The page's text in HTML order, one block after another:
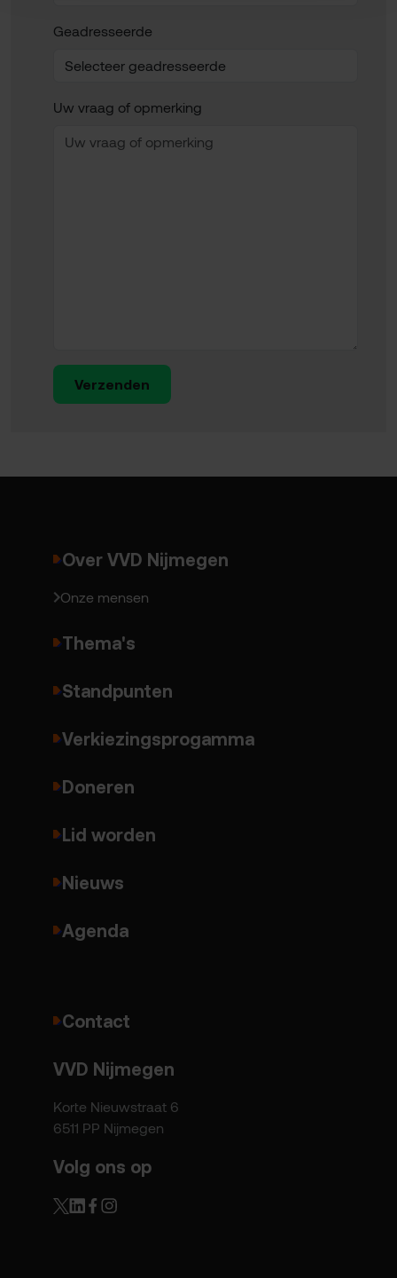
Geadresseerde
Uw vraag of opmerking
Verzenden
Over VVD Nijmegen
Onze mensen
Thema's
Standpunten
Verkiezingsprogamma
Doneren
Lid worden
Nieuws
Agenda
Contact
VVD Nijmegen
Korte Nieuwstraat 6
6511 PP Nijmegen
Volg ons op